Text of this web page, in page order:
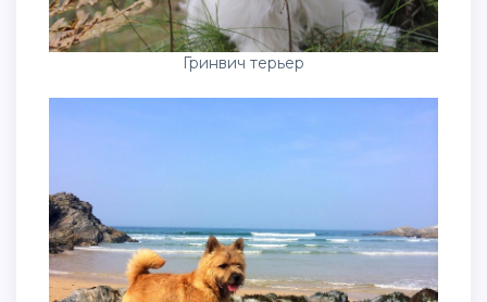
Гринвич терьер